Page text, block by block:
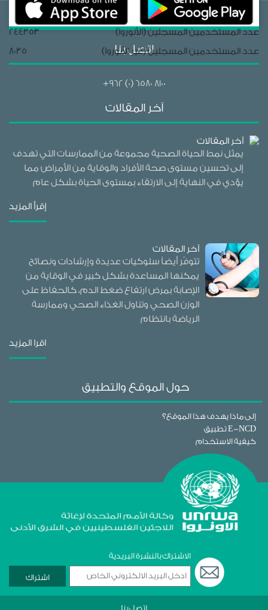
244353
عدد المستخدمين المسجلين (الأنوروا)
8035
عدد المستخدمين المسجلين (غير الأنوروا)
اتصل بنا
+962 (0) 6580 8100
آخر المقالات
آخر المقالات
يمثل نمط الحياة الصحية مجموعة من الممارسات التي تهدف
إلى تحسين مستوى صحة الأفراد والوقاية من الأمراض مما
يؤدي في النهاية إلى الارتقاء بمستوى الحياة بشكل عام
إقرأ المزيد
آخر المقالات
تتوفّر أيضاً سلوكيات عديدة وإرشادات ونصائح
يمكنها المساعدة بشكل كبير في الوقاية من
الإصابة بمرض ارتفاع ضغط الدم، كالحفاظ على
الوزن الصحي وتناول الغذاء الصحي وممارسة
الرياضة بانتظام
اقرا المزيد
حول الموقع والتطبيق
إلى ماذا يهدف هذا الموقع؟
تطبيق E-NCD
كيفية الاستخدام
اشتراك
الاشتراك بالنشرة البريدية
اتصل بنا